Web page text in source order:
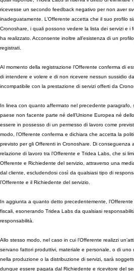
ricevesse un secondo feedback negativo per non aver
inadeguatamente. L’Offerente accetta che il suo profilo
Cronoshare, i quali possono vedere la lista dei servizi e i
ha realizzato. Acconsente inoltre all’esistenza di un
registrati.
Al momento della registrazione l’Offerente conferma di
di intendere e volere e di non ricevere nessun sussidio
incompatibile con la prestazione di servizi offerti da
In linea con quanto affermato nel precedente paragrafo,
paese non facente parte né dell’Unione Europea né
essere in possesso di un permesso di lavoro come
modo, l’Offerente conferma e dichiara che accetta la
previsto per gli Offerenti in Cronoshare. Di conseguenza
relazione di lavoro tra l’Offerente e Tridea Labs, che si
Offerente e Richiedente del servizio, attraverso una
dal cliente, escludendosi così da qualsiasi tipo di
l’Offerente e il Richiedente del servizio.
In aggiunta a quanto detto precedentemente,
fiscali, esonerando Tridea Labs da qualsiasi
responsabilità.
Allo stesso modo, nel caso in cui l’Offerente realizzi
servano fattori produttivi, materiale e personale, o di uno
nella produzione o la distribuzione di servizi, sarà
dunque essere pagata dal Richiedente e ricevitore del